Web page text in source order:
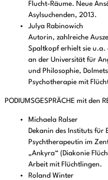
Flucht-Räume. Neue
Asylsuchenden, 2013.
Julya Rabinowich
Autorin, zahlreiche
Spaltkopf erhielt sie
an der Universität für
und Philosophie,
Psychotherapie mit
PODIUMSGESPRÄCHE mit den
Michaela Ralser
Dekanin des Instituts für
Psychtherapeutin im
„Ankyra“ (Diakonie
Arbeit mit Flüchtlingen.
Roland Winter